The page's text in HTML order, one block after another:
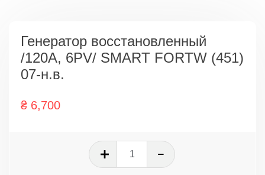
Генератор восстановленный
/120A, 6PV/ SMART FORTW (451)
07-н.в.
₴ 6,700
Количество
товара